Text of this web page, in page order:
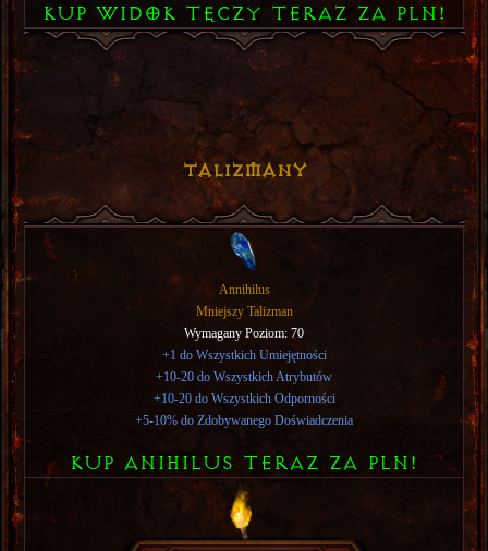
KUP WIDOK TęCZY TERAZ ZA PLN!
Talizmany
Annihilus
Mniejszy Talizman
Wymagany Poziom: 70
+1 do Wszystkich Umiejętności
+10-20 do Wszystkich Atrybutów
+10-20 do Wszystkich Odporności
+5-10% do Zdobywanego Doświadczenia
KUP ANIHILUS TERAZ ZA PLN!